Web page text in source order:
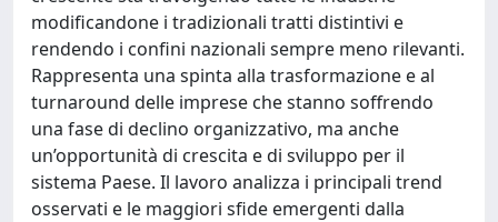
modificandone i tradizionali tratti distintivi e
rendendo i confini nazionali sempre meno rilevanti.
Rappresenta una spinta alla trasformazione e al
turnaround delle imprese che stanno soffrendo
una fase di declino organizzativo, ma anche
un’opportunità di crescita e di sviluppo per il
sistema Paese. Il lavoro analizza i principali trend
osservati e le maggiori sfide emergenti dalla